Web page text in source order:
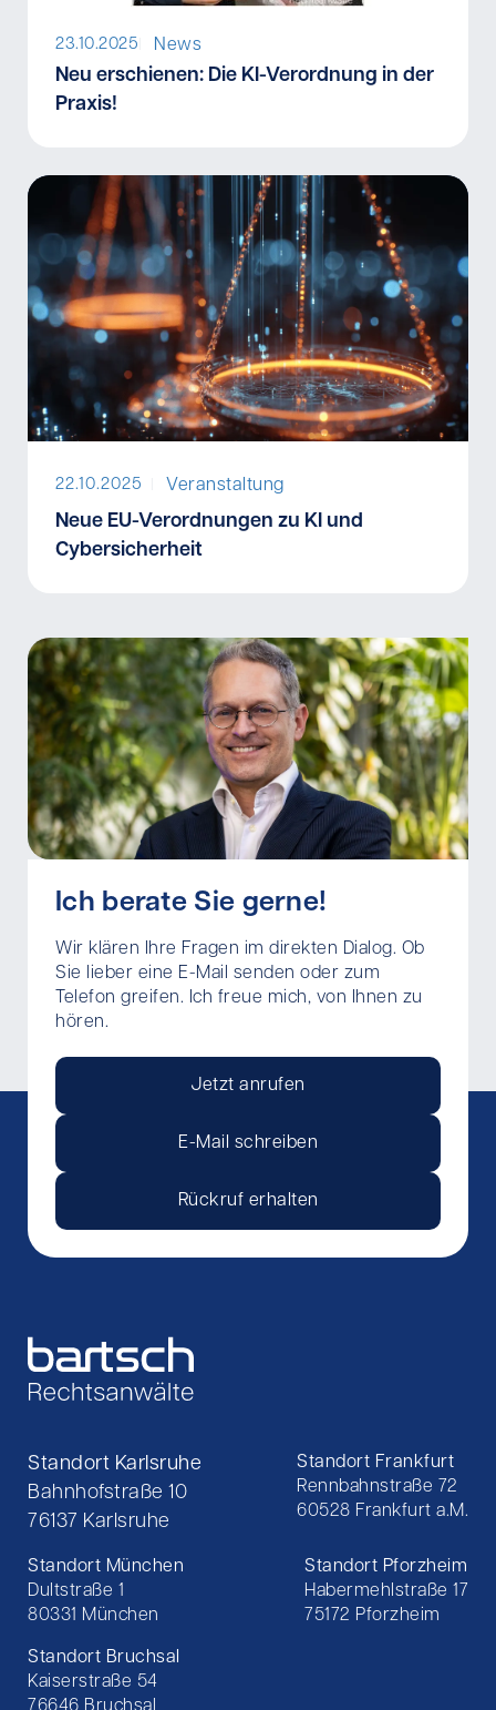
News
23.10.2025
Neu erschienen: Die KI-Verordnung in der
Praxis!
22.10.2025 Veranstaltung
Neue EU-Verordnungen zu KI und
Cybersicherheit
Ich berate Sie gerne!
Wir klären Ihre Fragen im direkten Dialog. Ob
Sie lieber eine E-Mail senden oder zum
Telefon greifen. Ich freue mich, von Ihnen zu
hören.
Jetzt anrufen
E-Mail schreiben
Rückruf erhalten
Standort Karlsruhe
Bahnhofstraße 10
76137 Karlsruhe
Standort Frankfurt
Rennbahnstraße 72
60528 Frankfurt a.M.
Standort München
Dultstraße 1
80331 München
Standort Pforzheim
Habermehlstraße 17
75172 Pforzheim
Standort Bruchsal
Kaiserstraße 54